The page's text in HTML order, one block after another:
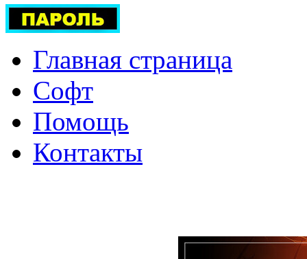
Главная страница
Софт
Помощь
Контакты